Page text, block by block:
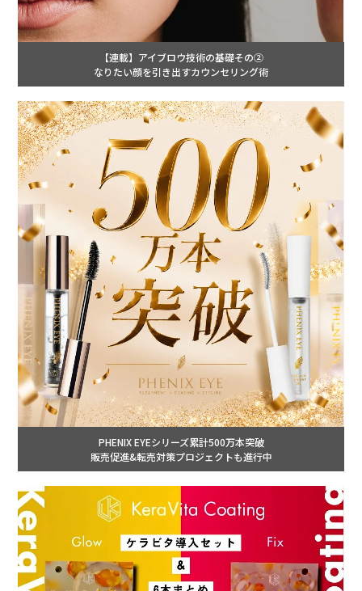
【連載】アイブロウ技術の基礎その②
なりたい顔を引き出すカウンセリング術
PHENIX EYEシリーズ累計500万本突破
販売促進&転売対策プロジェクトも進行中